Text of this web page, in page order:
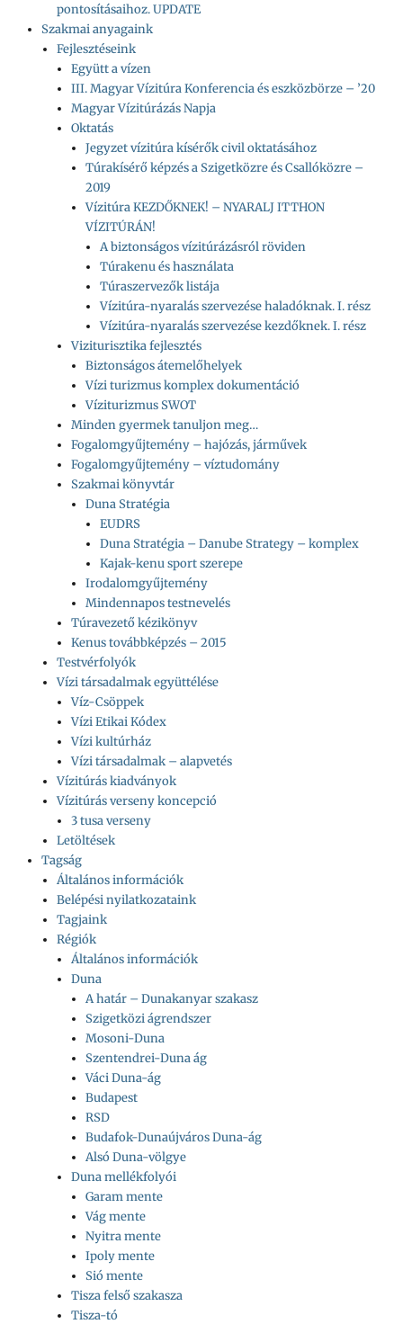
pontosításaihoz. UPDATE
Szakmai anyagaink
Fejlesztéseink
Együtt a vízen
III. Magyar Vízitúra Konferencia és eszközbörze – ’20
Magyar Vízitúrázás Napja
Oktatás
Jegyzet vízitúra kísérők civil oktatásához
Túrakísérő képzés a Szigetközre és Csallóközre –
2019
Vízitúra KEZDŐKNEK! – NYARALJ ITTHON
VÍZITÚRÁN!
A biztonságos vízitúrázásról röviden
Túrakenu és használata
Túraszervezők listája
Vízitúra-nyaralás szervezése haladóknak. I. rész
Vízitúra-nyaralás szervezése kezdőknek. I. rész
Viziturisztika fejlesztés
Biztonságos átemelőhelyek
Vízi turizmus komplex dokumentáció
Víziturizmus SWOT
Minden gyermek tanuljon meg…
Fogalomgyűjtemény – hajózás, járművek
Fogalomgyűjtemény – víztudomány
Szakmai könyvtár
Duna Stratégia
EUDRS
Duna Stratégia – Danube Strategy – komplex
Kajak-kenu sport szerepe
Irodalomgyűjtemény
Mindennapos testnevelés
Túravezető kézikönyv
Kenus továbbképzés – 2015
Testvérfolyók
Vízi társadalmak együttélése
Víz-Csöppek
Vízi Etikai Kódex
Vízi kultúrház
Vízi társadalmak – alapvetés
Vízitúrás kiadványok
Vízitúrás verseny koncepció
3 tusa verseny
Letöltések
Tagság
Általános információk
Belépési nyilatkozataink
Tagjaink
Régiók
Általános információk
Duna
A határ – Dunakanyar szakasz
Szigetközi ágrendszer
Mosoni-Duna
Szentendrei-Duna ág
Váci Duna-ág
Budapest
RSD
Budafok-Dunaújváros Duna-ág
Alsó Duna-völgye
Duna mellékfolyói
Garam mente
Vág mente
Nyitra mente
Ipoly mente
Sió mente
Tisza felső szakasza
Tisza-tó